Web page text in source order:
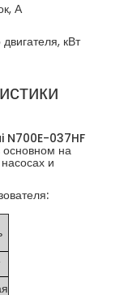
А
кВт
N700E-037HF
на
и